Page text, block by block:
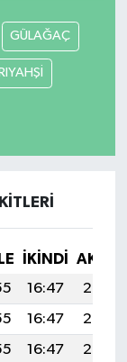
GÜLAĞAÇ
İKINDI
16:47
20:08
16:47
20:07
16:47
20:06